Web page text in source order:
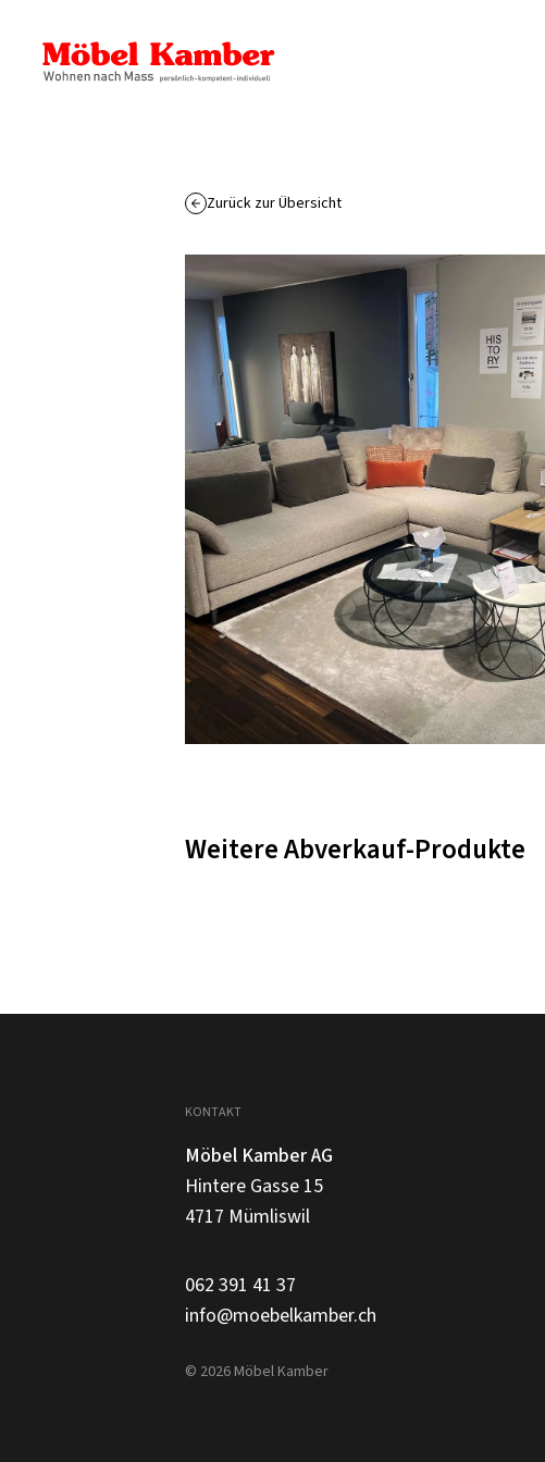
Zurück zur Übersicht
Weitere Abverkauf-Produkte
KONTAKT
Möbel Kamber AG
Hintere Gasse 15
4717 Mümliswil
062 391 41 37
info@moebelkamber.ch
© 2026 Möbel Kamber